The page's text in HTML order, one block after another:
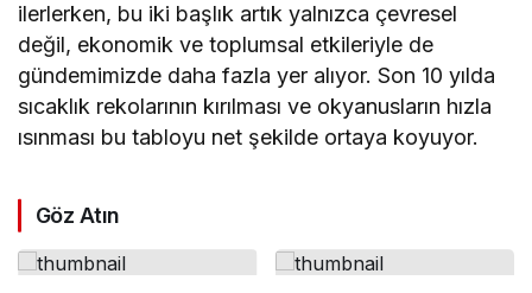
ilerlerken, bu iki başlık artık yalnızca çevresel
değil, ekonomik ve toplumsal etkileriyle de
gündemimizde daha fazla yer alıyor. Son 10 yılda
sıcaklık rekolarının kırılması ve okyanusların hızla
ısınması bu tabloyu net şekilde ortaya koyuyor.
Göz Atın